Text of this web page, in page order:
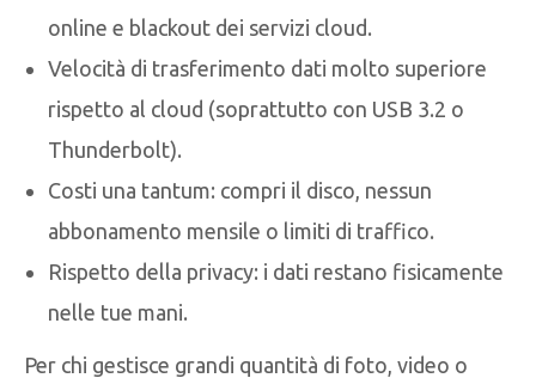
online e blackout dei servizi cloud.
Velocità di trasferimento dati molto superiore
rispetto al cloud (soprattutto con USB 3.2 o
Thunderbolt).
Costi una tantum: compri il disco, nessun
abbonamento mensile o limiti di traffico.
Rispetto della privacy: i dati restano fisicamente
nelle tue mani.
Per chi gestisce grandi quantità di foto, video o